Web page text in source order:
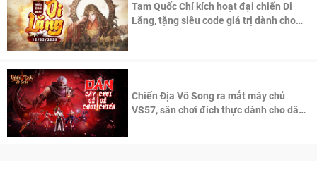
Tam Quốc Chí kích hoạt đại chiến Di
Lăng, tặng siêu code giá trị dành cho
Chiến Địa Vô Song ra mắt máy chủ
VS57, sân chơi đích thực dành cho dân